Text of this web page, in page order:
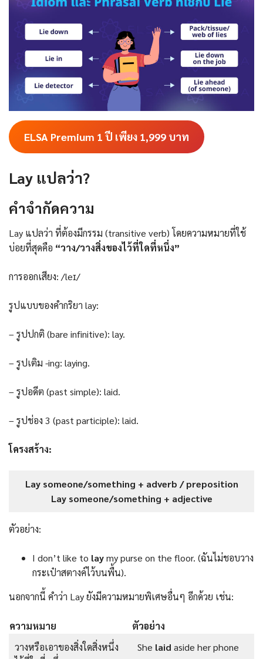
ELSA Premium 1 ปี เพียง 1,999 บาท
Lay แปลว่า?
คําจํากัดความ
Lay แปลว่า ที่ต้องมีกรรม (transitive verb) โดยความหมายที่ใช้
บ่อยที่สุดคือ “วาง/วางสิ่งของไว้ที่ใดที่หนึ่ง”
การออกเสียง: /leɪ/
รูปแบบของคำกริยา lay:
– รูปปกติ (bare infinitive): lay.
– รูปเติม -ing: laying.
– รูปอดีต (past simple): laid.
– รูปช่อง 3 (past participle): laid.
โครงสร้าง:
Lay someone/something + adverb / preposition
Lay someone/something + adjective
ตัวอย่าง:
I don’t like to laymy purse on the floor. (ฉันไม่ชอบวาง
กระเป๋าสตางค์ไว้บนพื้น).
นอกจากนี้ คำว่า Lay ยังมีความหมายพิเศษอื่นๆ อีกด้วย เช่น:
ความหมาย
ตัวอย่าง
วางหรือเอาของสิ่งใดสิ่งหนึ่ง
She laid aside her phone